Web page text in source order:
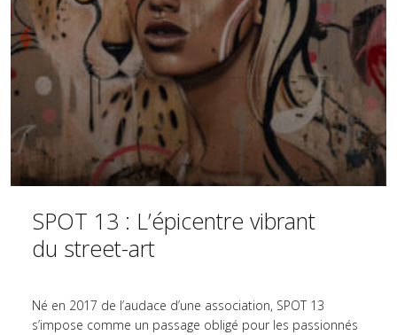
SPOT 13 : L’épicentre vibrant
du street-art
Né en 2017 de l’audace d’une association, SPOT 13
s’impose comme un passage obligé pour les passionnés